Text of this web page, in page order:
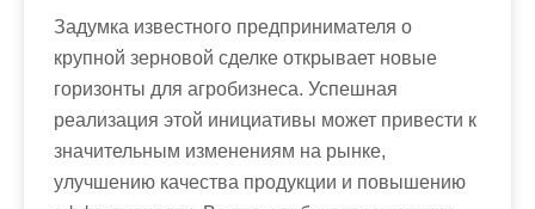
Задумка известного предпринимателя о
крупной зерновой сделке открывает новые
горизонты для агробизнеса. Успешная
реализация этой инициативы может привести к
значительным изменениям на рынке,
улучшению качества продукции и повышению